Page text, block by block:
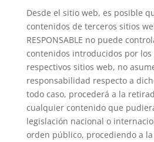
Desde el sitio web, es posible
contenidos de terceros sitios
RESPONSABLE no puede
contenidos introducidos por los
respectivos sitios web, no
responsabilidad respecto a
todo caso, procederá a la
cualquier contenido que
legislación nacional o
orden público, procediendo a